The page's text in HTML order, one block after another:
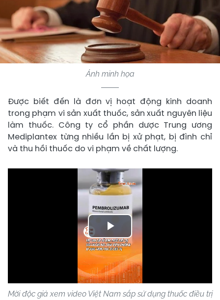
Ảnh minh họa
​Được biết đến là đơn vị hoạt động kinh doanh
trong phạm vi sản xuất thuốc, sản xuất nguyên liệu
làm thuốc. Công ty cổ phần dược Trung ương
Mediplantex từng nhiều lần bị xử phạt, bị đình chỉ
và thu hồi thuốc do vi phạm về chất lượng.
Play
Video
Mời độc giả xem video Việt Nam sắp sử dụng thuốc điều trị